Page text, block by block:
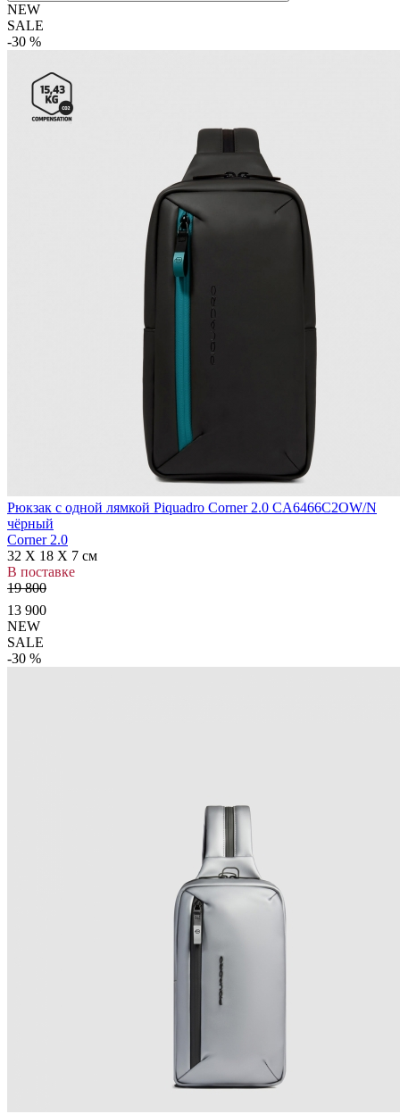
NEW
SALE
-30 %
Рюкзак с одной лямкой Piquadro Corner 2.0 CA6466C2OW/N
чёрный
Corner 2.0
32 X 18 X 7 см
В поставке
19 800
13 900
NEW
SALE
-30 %